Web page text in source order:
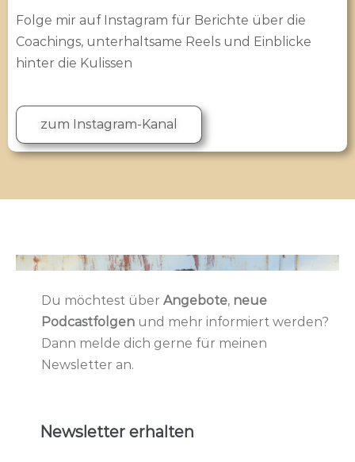
Folge mir auf Instagram für Berichte über die
Coachings, unterhaltsame Reels und Einblicke
hinter die Kulissen
zum Instagram-Kanal
Du möchtest über Angebote, neue
Podcastfolgen und mehr informiert werden?
Dann melde dich gerne für meinen
Newsletter an.
Newsletter erhalten